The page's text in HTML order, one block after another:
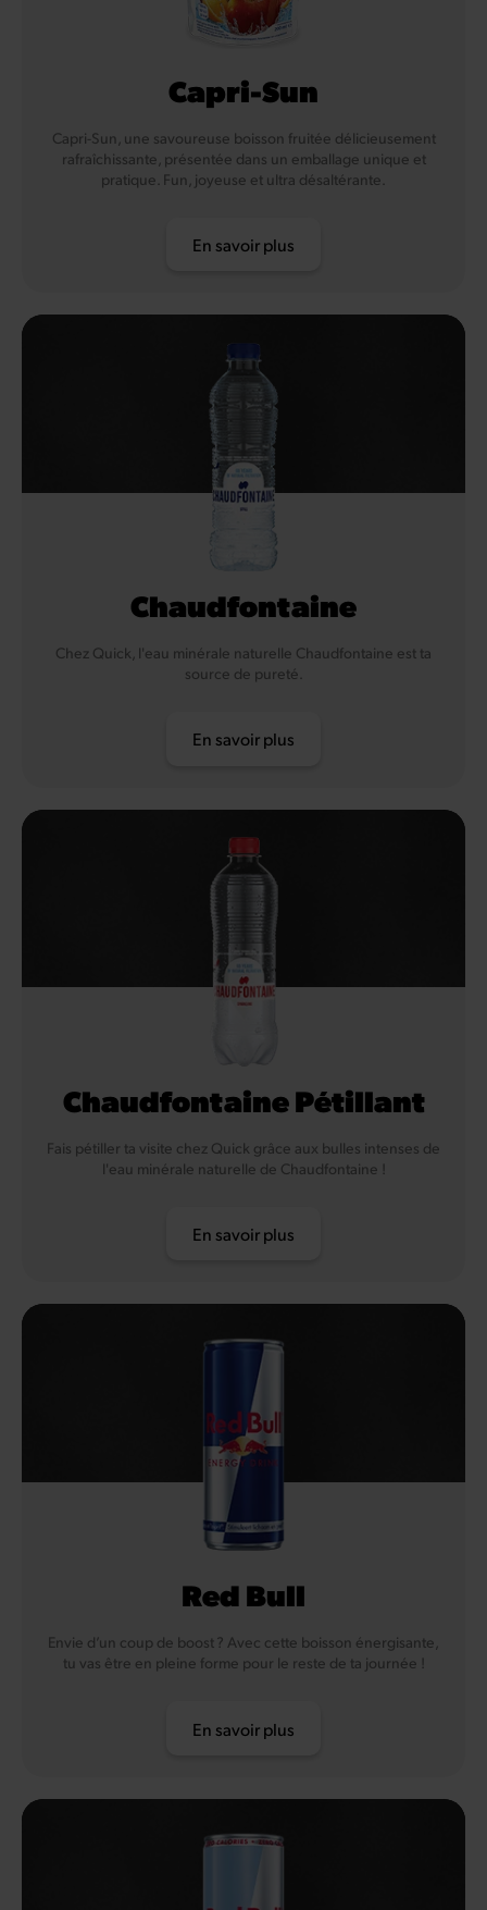
Capri-Sun
Capri-Sun, une savoureuse boisson fruitée délicieusement
rafraîchissante, présentée dans un emballage unique et
pratique. Fun, joyeuse et ultra désaltérante.
En savoir plus
Chaudfontaine
Chez Quick, l'eau minérale naturelle Chaudfontaine est ta
source de pureté.
En savoir plus
Chaudfontaine Pétillant
Fais pétiller ta visite chez Quick grâce aux bulles intenses de
l'eau minérale naturelle de Chaudfontaine !
En savoir plus
Red Bull
Envie d’un coup de boost ? Avec cette boisson énergisante,
tu vas être en pleine forme pour le reste de ta journée !
En savoir plus